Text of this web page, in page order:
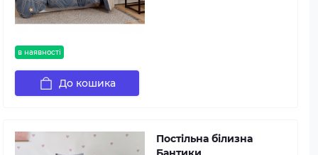
в наявності
До кошика
Постільна білизна